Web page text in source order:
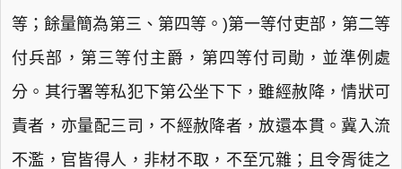
等；餘量簡為第三、第四等。)第一等付吏部，第二等
付兵部，第三等付主爵，第四等付司勛，並準例處
分。其行署等私犯下第公坐下下，雖經赦降，情狀可
責者，亦量配三司，不經赦降者，放還本貫。冀入流
不濫，官皆得人，非材不取，不至冗雜；且令胥徒之